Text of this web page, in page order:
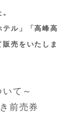
テル」「高峰高
売をいたしま
て～
前売券